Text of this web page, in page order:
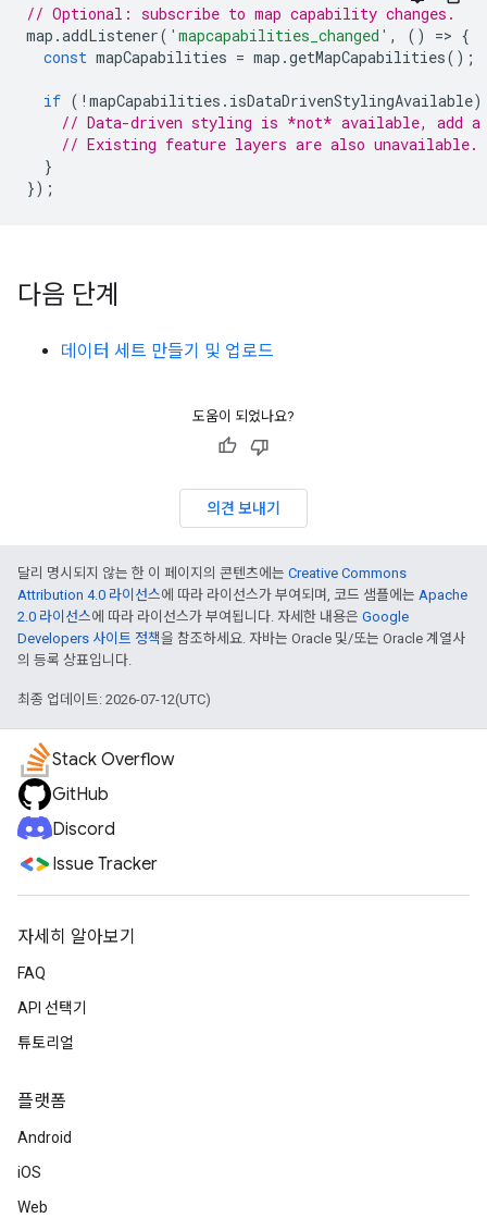
// Optional: subscribe to map capability changes.
map .addListener( 'mapcapabilities_changed' , () => {
const mapCapabilities = map .getMapCapabilities();
if ( ! mapCapabilities . isDataDrivenStylingAvailable)
// Data-driven styling is *not* available, add
// Existing feature layers are also unavailable.
}
});
다음 단계
데이터 세트 만들기 및 업로드
도움이 되었나요?
의견 보내기
달리 명시되지 않는 한 이 페이지의 콘텐츠에는 Creative Commons
Attribution 4.0 라이선스에 따라 라이선스가 부여되며, 코드 샘플에는 Apache
2.0 라이선스에 따라 라이선스가 부여됩니다. 자세한 내용은 Google
Developers 사이트 정책을 참조하세요. 자바는 Oracle 및/또는 Oracle 계열사
의 등록 상표입니다.
최종 업데이트: 2026-07-12(UTC)
Stack Overflow
GitHub
Discord
Issue Tracker
자세히 알아보기
FAQ
API 선택기
튜토리얼
플랫폼
Android
iOS
Web